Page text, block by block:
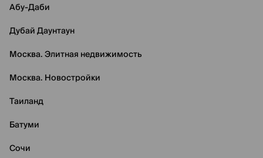
Абу-Даби
Дубай Даунтаун
Москва. Элитная недвижимость
Москва. Новостройки
Таиланд
Батуми
Сочи